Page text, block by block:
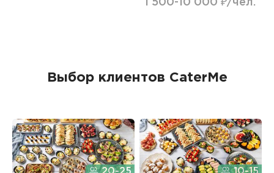
1 500-10 000 ₽/чел.
Выбор клиентов CaterMe